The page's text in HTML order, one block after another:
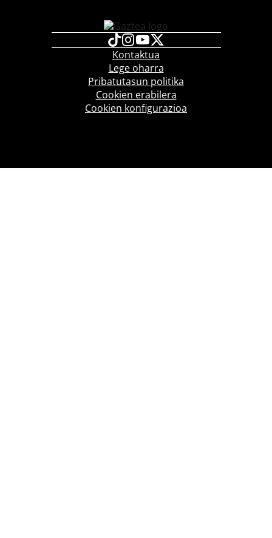
Kontaktua
Lege oharra
Pribatutasun politika
Cookien erabilera
Cookien konfigurazioa